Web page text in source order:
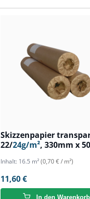
Skizzenpapier
22/24g/m², 330mm x
Inhalt: 16.5 m²(0,70 € / m²)
11,60 €
In den Warenkorb